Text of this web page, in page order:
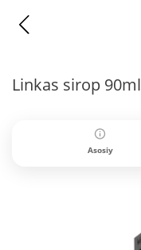
Linkas sirop 90ml
Asosiy